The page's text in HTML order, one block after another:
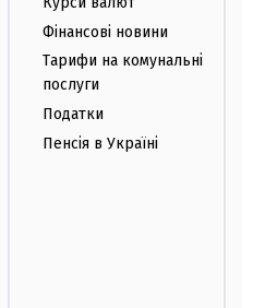
Фінансові новини
Тарифи на комунальні
послуги
Податки
Пенсія в Україні